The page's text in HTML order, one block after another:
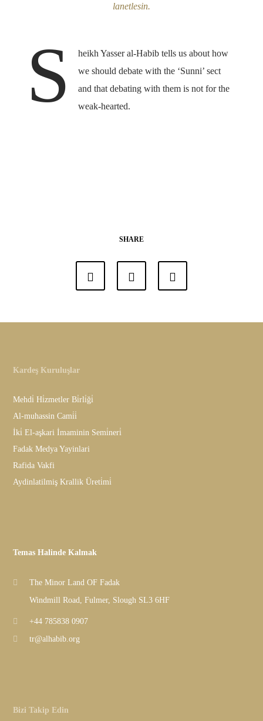
lanetlesin.
S
heikh Yasser al-Habib tells us about how
we should debate with the ‘Sunni’ sect
and that debating with them is not for the
weak-hearted.
SHARE
Kardeş Kuruluşlar
Mehdi̇ Hi̇zmetler Bi̇rli̇ği̇
Al-muhassin Cami̇i̇
İki̇ El-aşkari İmaminin Semi̇neri̇
Fadak Medya Yayinlari
Rafida Vakfi
Aydinlatilmiş Krallik Üreti̇mi̇
Temas Halinde Kalmak
The Minor Land OF Fadak
Windmill Road, Fulmer, Slough SL3 6HF
+44 785838 0907
tr@alhabib.org
Bizi Takip Edin